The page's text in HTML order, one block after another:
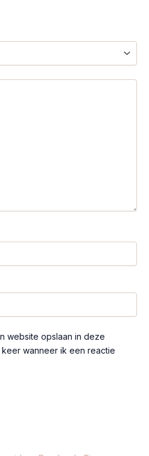
website opslaan in deze
wanneer ik een reactie